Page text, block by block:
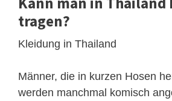
tragen?
Kleidung in Thailand
Männer, die in kurzen Hosen
werden manchmal komisch